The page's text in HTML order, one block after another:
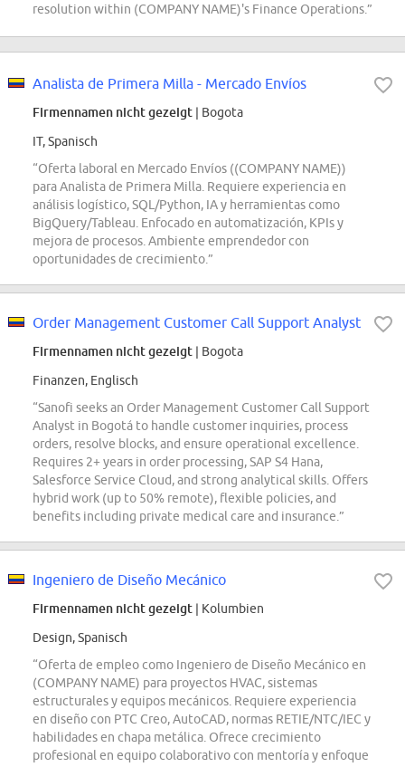
resolution within (COMPANY NAME)'s Finance Operations.”
Analista de Primera Milla - Mercado Envíos
Firmennamen nicht gezeigt | Bogota
IT, Spanisch
“Oferta laboral en Mercado Envíos ((COMPANY NAME))
para Analista de Primera Milla. Requiere experiencia en
análisis logístico, SQL/Python, IA y herramientas como
BigQuery/Tableau. Enfocado en automatización, KPIs y
mejora de procesos. Ambiente emprendedor con
oportunidades de crecimiento.”
Order Management Customer Call Support Analyst
Firmennamen nicht gezeigt | Bogota
Finanzen, Englisch
“Sanofi seeks an Order Management Customer Call Support
Analyst in Bogotá to handle customer inquiries, process
orders, resolve blocks, and ensure operational excellence.
Requires 2+ years in order processing, SAP S4 Hana,
Salesforce Service Cloud, and strong analytical skills. Offers
hybrid work (up to 50% remote), flexible policies, and
benefits including private medical care and insurance.”
Ingeniero de Diseño Mecánico
Firmennamen nicht gezeigt | Kolumbien
Design, Spanisch
“Oferta de empleo como Ingeniero de Diseño Mecánico en
(COMPANY NAME) para proyectos HVAC, sistemas
estructurales y equipos mecánicos. Requiere experiencia
en diseño con PTC Creo, AutoCAD, normas RETIE/NTC/IEC y
habilidades en chapa metálica. Ofrece crecimiento
profesional en equipo colaborativo con mentoría y enfoque